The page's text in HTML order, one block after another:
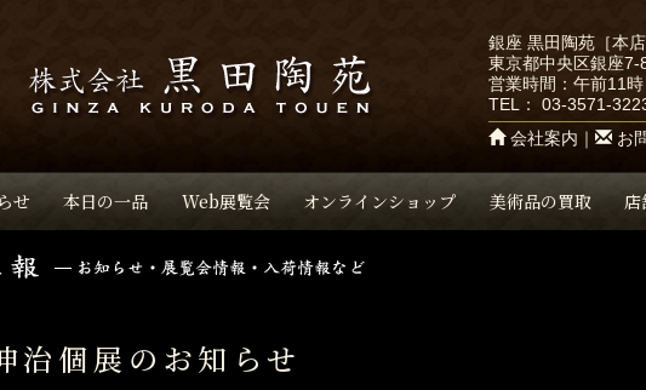
せ 本日の一品 Web展覧会 オンラインショップ 美術品の買取
銀座 黒田陶苑［本
東京都中央区銀座
営業時間：午前11
TEL： 03-3571-
会社案内
お
治個展のお知らせ